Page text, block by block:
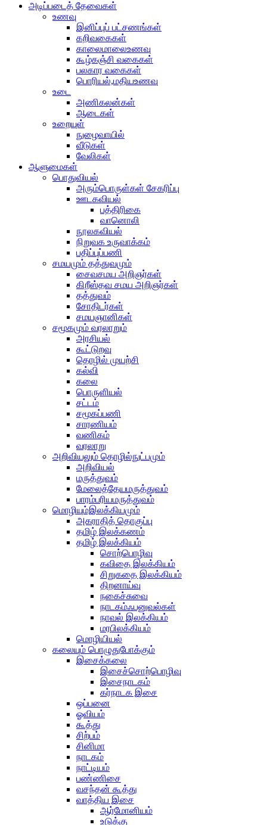
அடிப்படைத் தேவைகள்
உணவு
இனிப்புப் பட்சணங்கள்
கறிவகைகள்
காலைமாலைஉணவு
கூழ்கஞ்சி வகைகள்
பலகார வகைகள்
பொரியல்,மதியஉணவு
உடை
அணிகலன்கள்
ஆடைகள்
உறையுள்
நுழைவாயில்
வீடுகள்
வேலிகள்
ஆளுமைகள்
பொதுவியல்
அரும்பொருள்கள் சேகரிப்பு
ஊடகவியல்
பத்திரிகை
வானொலி
நூலகவியல்
நிறுவக உருவாக்கம்
பதிப்புப்பணி
சமயமும் தத்துவமும்
சைவசமய அறிஞர்கள்
கிறீஸ்தவ சமய அறிஞர்கள்
தத்துவம்
சோதிடர்கள்
சமயஞானிகள்
சமூகமும் வரலாறும்
அரசியல்
கூட்டுறவு
தொழில் முயற்சி
கல்வி
கலை
பொருளியல்
சட்டம்
சமூகப்பணி
சாரணியம்
வணிகம்
வரலாறு
அறிவியலும் தொழில்நுட்பமும்
அறிவியல்
மருத்துவம்
மேலைத்தேயமருத்துவம்
பாரம்பரியமருத்துவம்
மொழியும்இலக்கியமும்
அகராதித் தொகுப்பு
தமிழ் இலக்கணம்
தமிழ் இலக்கியம்
சொற்பொழிவு
கவிதை இலக்கியம்
சிறுகதை இலக்கியம்
திறனாய்வு
நகைச்சுவை
நாடகம்ஃபனுவல்கள்
நாவல் இலக்கியம்
மரபிலக்கியம்
மொழியியல்
கலையும் பொழுதுபோக்கும்
இசைக்கலை
இசைச்சொற்பொழிவு
இசைநாடகம்
கர்நாடக இசை
ஒப்பனை
ஓவியம்
கூத்து
சிற்பம்
சினிமா
நாடகம்
நாட்டியம்
பண்ணிசை
வசந்தன் கூத்து
வாத்திய இசை
ஆர்மோனியம்
உடுக்கு